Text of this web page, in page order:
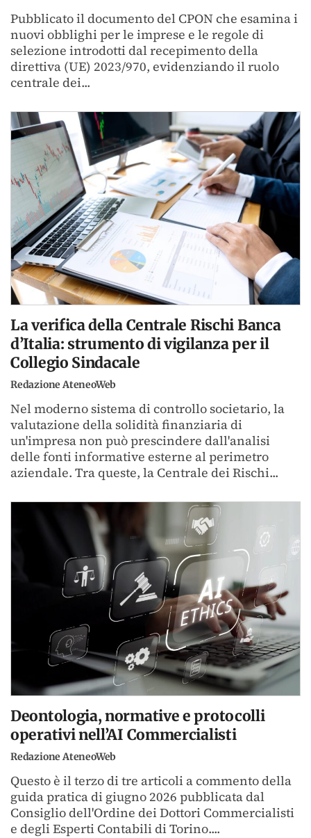
Pubblicato il documento del CPON che esamina i
nuovi obblighi per le imprese e le regole di
selezione introdotti dal recepimento della
direttiva (UE) 2023/970, evidenziando il ruolo
centrale dei...
La verifica della Centrale Rischi Banca
d’Italia: strumento di vigilanza per il
Collegio Sindacale
Redazione AteneoWeb
Nel moderno sistema di controllo societario, la
valutazione della solidità finanziaria di
un'impresa non può prescindere dall'analisi
delle fonti informative esterne al perimetro
aziendale. Tra queste, la Centrale dei Rischi...
Deontologia, normative e protocolli
operativi nell’AI Commercialisti
Redazione AteneoWeb
Questo è il terzo di tre articoli a commento della
guida pratica di giugno 2026 pubblicata dal
Consiglio dell'Ordine dei Dottori Commercialisti
e degli Esperti Contabili di Torino....